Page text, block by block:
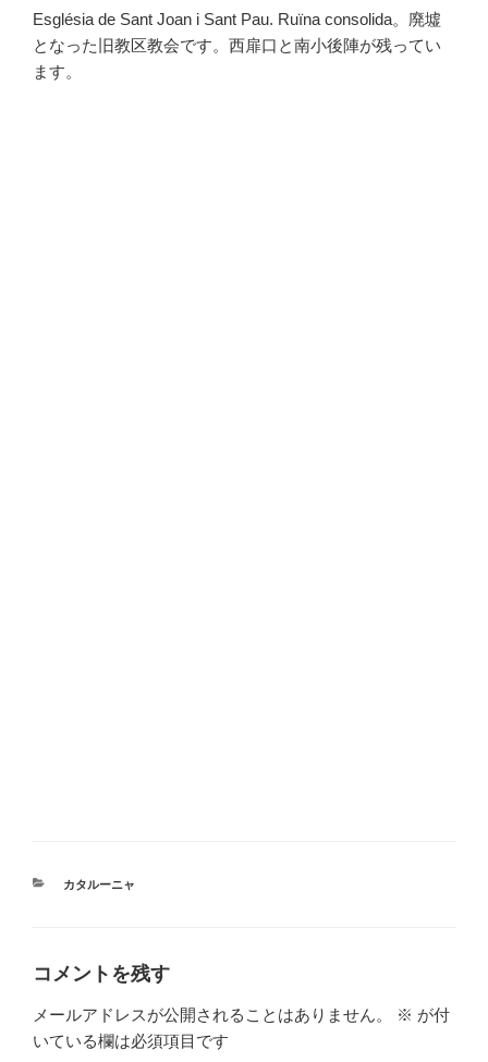
Església de Sant Joan i Sant Pau. Ruïna consolida。廃墟
となった旧教区教会です。西扉口と南小後陣が残ってい
ます。
カ
カタルーニャ
コメントを残す
メールアドレスが公開されることはありません。 ※ が付
いている欄は必須項目です